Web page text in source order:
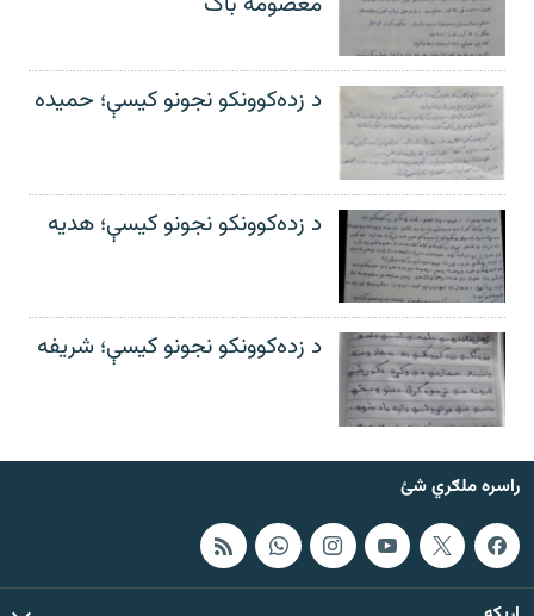
د زده‌کوونکو نجونو کیسې؛ حمیده
د زده‌کوونکو نجونو کیسې؛ هدیه
د زده‌کوونکو نجونو کیسې؛ شریفه
راسره ملګري شئ